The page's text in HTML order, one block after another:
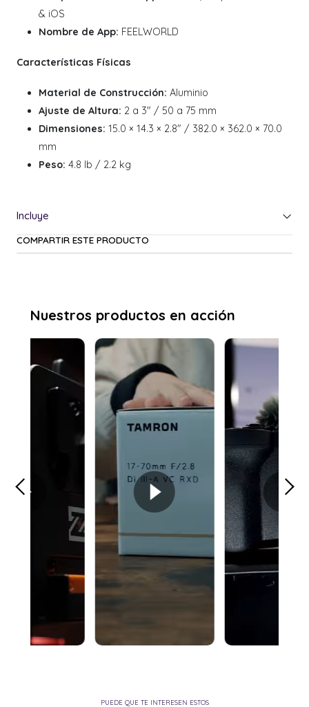
& iOS
Nombre de App: FEELWORLD
Características Físicas
Material de Construcción: Aluminio
Ajuste de Altura: 2 a 3" / 50 a 75 mm
Dimensiones: 15.0 × 14.3 × 2.8" / 382.0 × 362.0 × 70.0
mm
Peso: 4.8 lb / 2.2 kg
COMPARTIR ESTE PRODUCTO
PUEDE QUE TE INTERESEN ESTOS